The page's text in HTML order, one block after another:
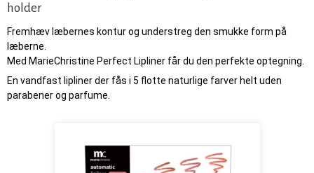
holder
Fremhæv læbernes kontur og understreg den smukke form på
læberne.
Med MarieChristine Perfect Lipliner får du den perfekte optegning.
En vandfast lipliner der fås i 5 flotte naturlige farver helt uden
parabener og parfume.